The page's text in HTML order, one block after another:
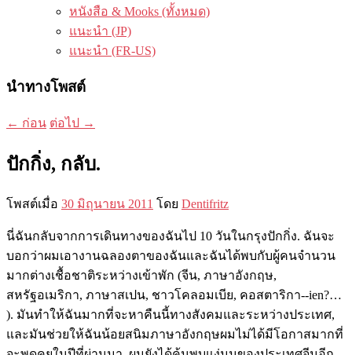
หนังสือ & Mooks (ทั้งหมด)
แนะนำ (JP)
แนะนำ (FR-US)
นำทางโพสต์
← ก่อน ต่อไป →
ปักกิ่ง, กลับ.
โพสต์เมื่อ 30 มิถุนายน 2011 โดย Dentifritz
นี่ฉันกลับจากการเดินทางของฉันไป 10 วันในกรุงปักกิ่ง. ฉันจะ
บอกว่าผมเอางานฉลองตาของฉันและฉันได้พบกับผู้คนจำนวน
มากต่างเชื้อชาติระหว่างเข้าพัก (จีน, ภาษาอังกฤษ,
สหรัฐอเมริกา, ภาษาสเปน, ชาวโคลอมเบีย, คอสตาริกา--ien?…
). มันทำให้ฉันมากที่จะหาคืนนี้ทางสังคมและระหว่างประเทศ,
และมันช่วยให้ฉันน้อยสนิมภาษาอังกฤษผมไม่ได้มีโอกาสมากที่